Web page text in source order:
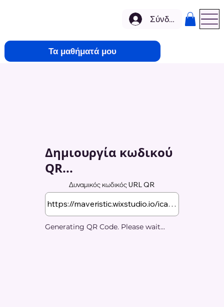
Τα μαθήματά μου
Σύνδεση
Δημιουργία κωδικού
QR...
Δυναμικός κωδικός URL QR
Generating QR Code. Please wait...